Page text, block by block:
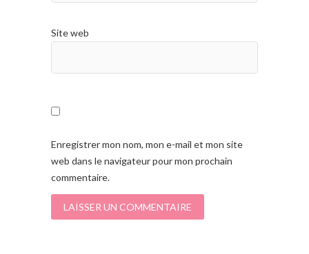
Site web
Enregistrer mon nom, mon e-mail et mon site
web dans le navigateur pour mon prochain
commentaire.